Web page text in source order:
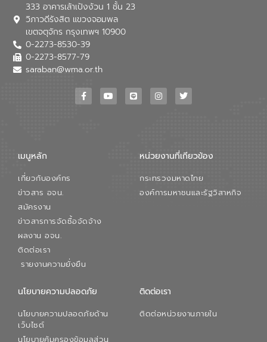
333 อาคารเล้าเป้งง้วน 1 ชั้น 23
วิภาวดีรังสิต แขวงจอมพล
เขตจตุจักร กรุงเทพฯ 10900
0-2273-8530-39
0-2273-8577-79
saraban@wma.or.th
เมนูหลัก
เกี่ยวกับองค์กร
ข่าวสาร อจน.
สมัครงาน
ข่าวสารการจัดซื้อจัดจ้าง
ผลงาน อจน.
ติดต่อเรา
รายงานความยั่งยืน
หน่วยงานที่เกียวข้อง
กระทรวงมหาดไทย
องค์การมหาชนและรัฐวิสาหกิจ
นโยบายความปลอดภัย
นโยบายความปลอดภัยด้าน
เว็บไซต์
นโยบายคุ้มครองข้อมูลส่วน
ติดต่อเรา
ติดต่อหน่วยงานภายใน